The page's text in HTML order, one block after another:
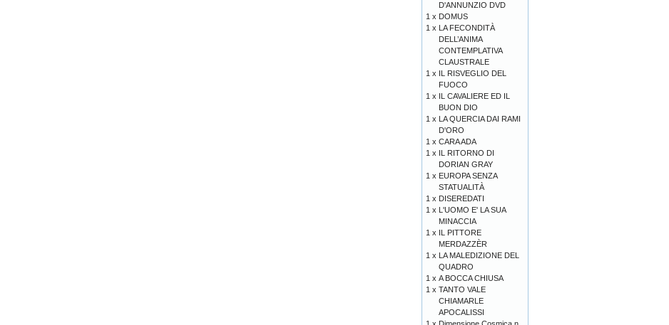
D'ANNUNZIO DVD
1 x DOMUS
1 x LA FECONDITÀ
DELL’ANIMA
CONTEMPLATIVA
CLAUSTRALE
1 x IL RISVEGLIO DEL
FUOCO
1 x IL CAVALIERE ED IL
BUON DIO
1 x LA QUERCIA DAI RAMI
D'ORO
1 x CARA ADA
1 x IL RITORNO DI
DORIAN GRAY
1 x EUROPA SENZA
STATUALITÀ
1 x DISEREDATI
1 x L'UOMO E' LA SUA
MINACCIA
1 x IL PITTORE
MERDAZZÈR
1 x LA MALEDIZIONE DEL
QUADRO
1 x A BOCCA CHIUSA
1 x TANTO VALE
CHIAMARLE
APOCALISSI